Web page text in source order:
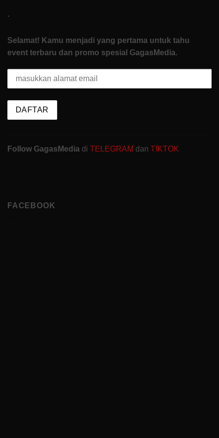
.
Selamat! Kamu menjadi yang pertama untuk tahu
event terbaru dan promo spesial GagasMedia.
Follow GagasMedia di TELEGRAM dan TIKTOK
FACEBOOK